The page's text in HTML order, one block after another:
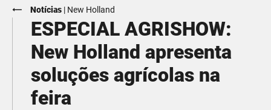
Notícias | New Holland
ESPECIAL AGRISHOW:
New Holland apresenta
soluções agrícolas na
feira